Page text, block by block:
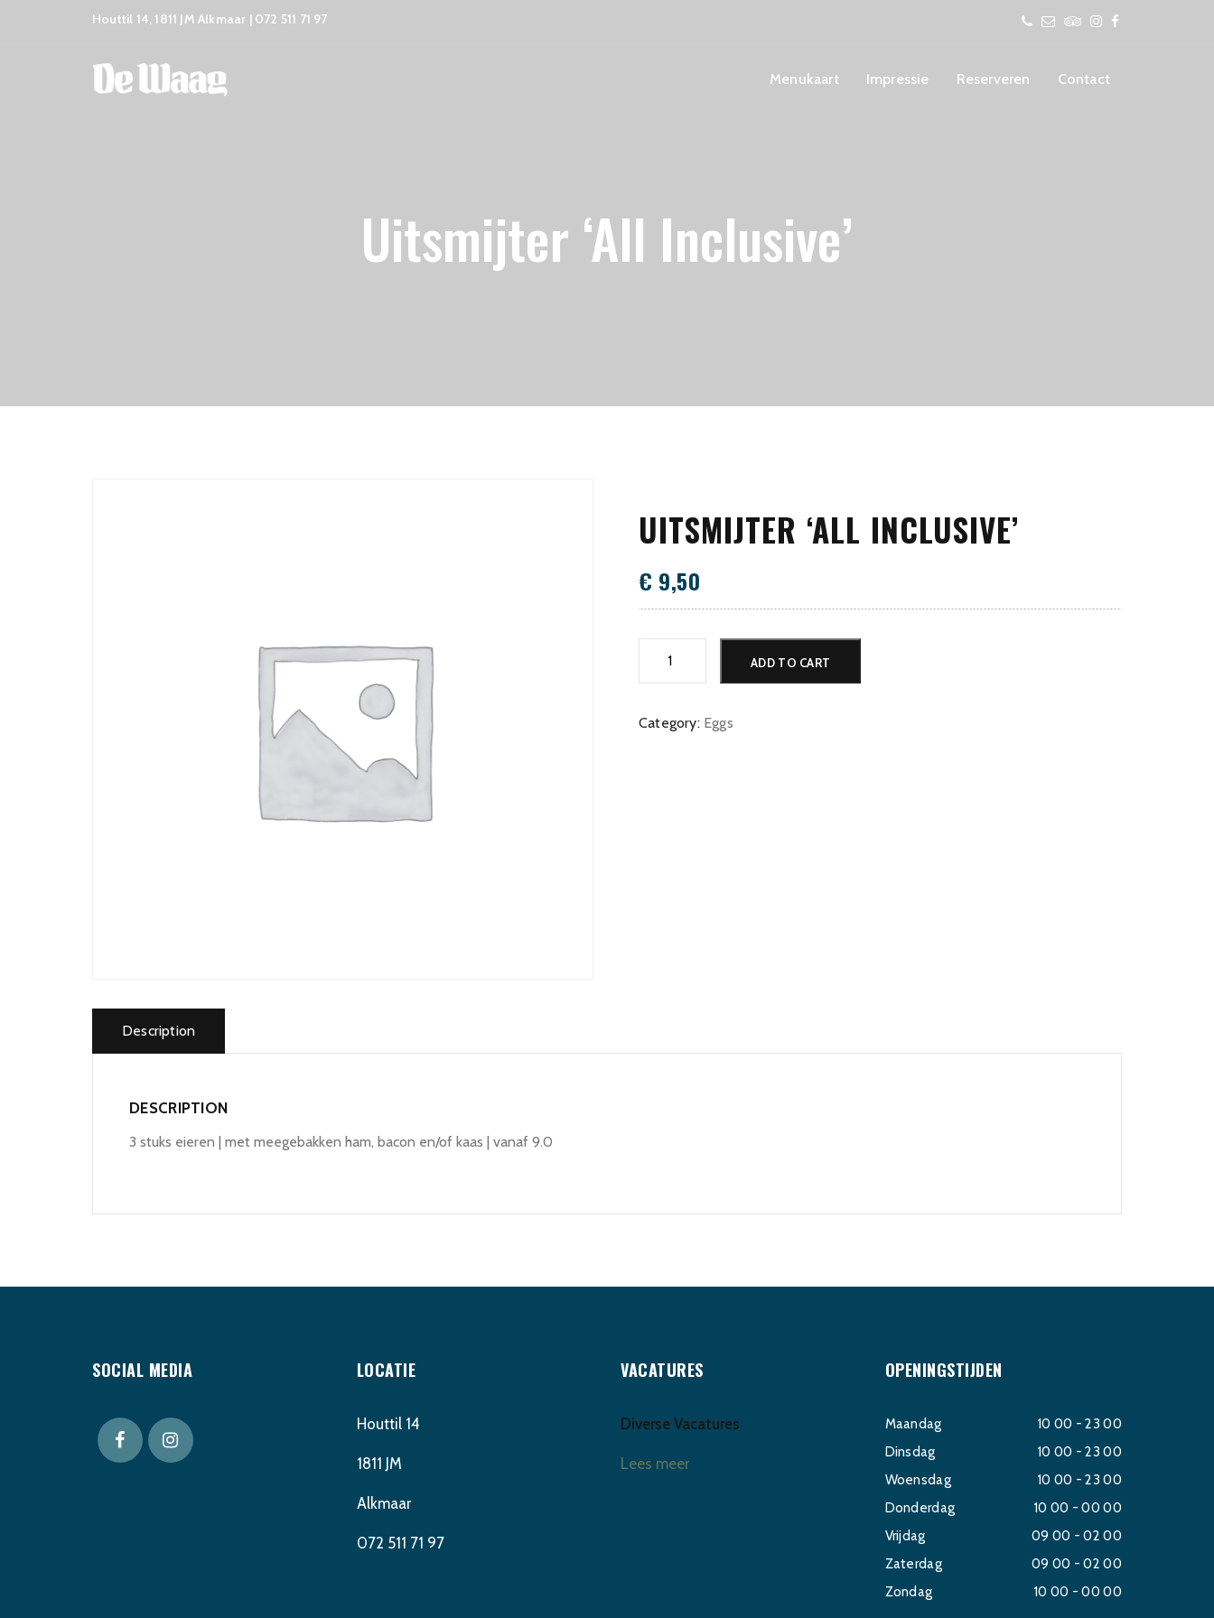
Houttil 14, 1811 JM Alkmaar | 072 511 71 97
Menukaart Impressie Reserveren Contact
Uitsmijter ‘All Inclusive’
UITSMIJTER ‘ALL INCLUSIVE’
€ 9,50
quantity
ADD TO CART
Category: Eggs
Description
DESCRIPTION
3 stuks eieren | met meegebakken ham, bacon en/of kaas | vanaf 9.0
SOCIAL MEDIA LOCATIE
Houttil 14
1811 JM
Alkmaar
072 511 71 97
VACATURES
Diverse Vacatures
Lees meer
OPENINGSTIJDEN
Maandag
10 00 - 23 00
Dinsdag
10 00 - 23 00
Woensdag
10 00 - 23 00
Donderdag
10 00 - 00 00
Vrijdag
09 00 - 02 00
Zaterdag
09 00 - 02 00
Zondag
10 00 - 00 00